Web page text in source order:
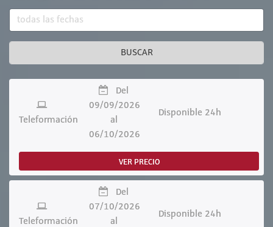
BUSCAR
Teleformación
Del
09/09/2026
al
06/10/2026
Disponible 24h
VER PRECIO
Teleformación
Del
07/10/2026
al
Disponible 24h